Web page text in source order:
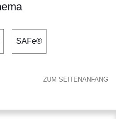
SAFe®
ZUM SEITENANFANG